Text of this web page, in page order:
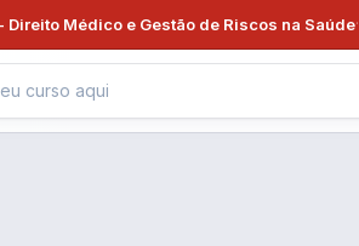
Direito Médico e Gestão de Riscos na Saúde·